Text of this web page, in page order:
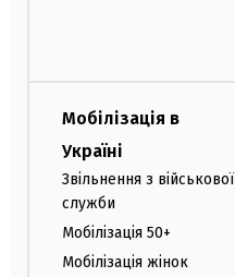
Мобілізація в
Україні
Звільнення з військової
служби
Мобілізація 50+
Мобілізація жінок